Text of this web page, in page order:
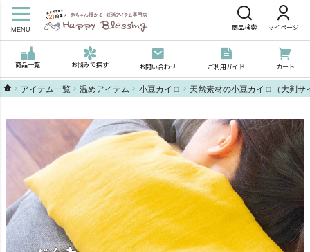
MENU 商品検索 マイページ
商品一覧 お悩みで探す お問い合わせ ご利用ガイド カート
ハッピーブレッシングTOP
アイテム一覧 温めアイテム 小豆カイロ 天然素材の小豆カイロ（大判サ